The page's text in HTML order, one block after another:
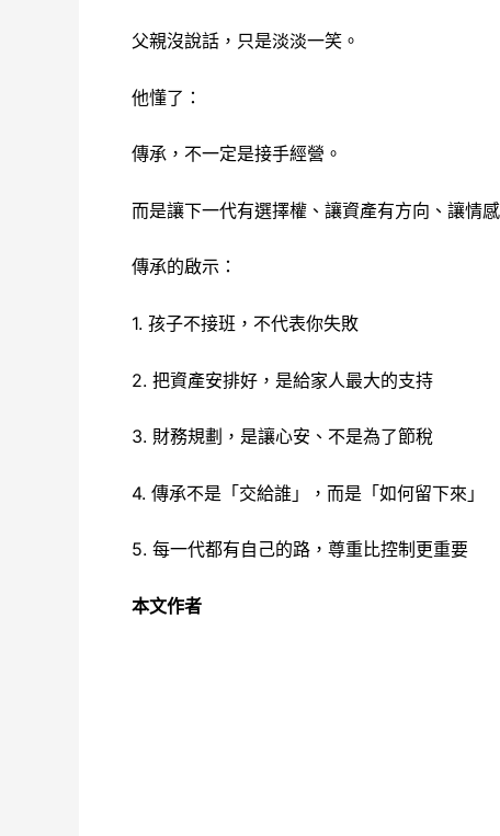
父親沒說話，只是淡淡一笑。
他懂了：
傳承，不一定是接手經營。
而是讓下一代有選擇權、讓資產有方向、讓情
傳承的啟示：
1. 孩子不接班，不代表你失敗
2. 把資產安排好，是給家人最大的支持
3. 財務規劃，是讓心安、不是為了節稅
4. 傳承不是「交給誰」，而是「如何留下來」
5. 每一代都有自己的路，尊重比控制更重要
本文作者